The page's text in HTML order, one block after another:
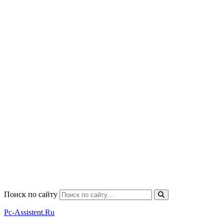
Поиск по сайту
Pc-Assistent.Ru